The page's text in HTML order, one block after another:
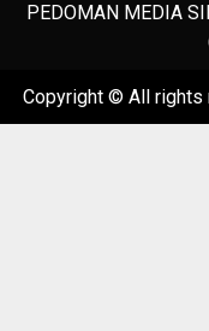
PEDOMAN MEDIA
Copyright © All rights